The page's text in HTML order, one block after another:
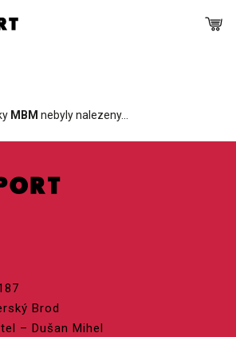
MBM nebyly nalezeny...
Brod
– Dušan Mihel